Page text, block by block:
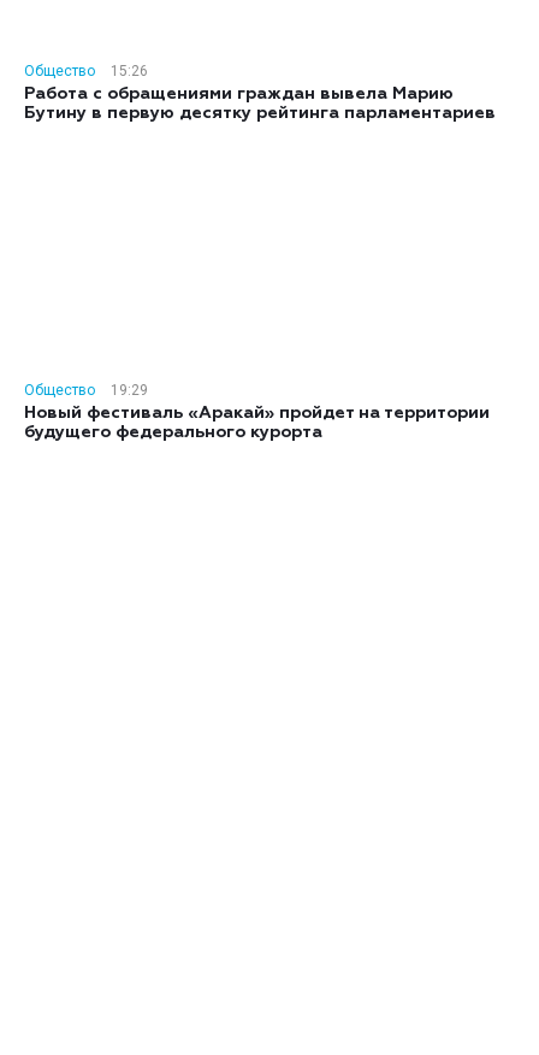
Общество
15:26
Работа с обращениями граждан вывела Марию
Бутину в первую десятку рейтинга парламентариев
Общество
19:29
Новый фестиваль «Аракай» пройдет на территории
будущего федерального курорта